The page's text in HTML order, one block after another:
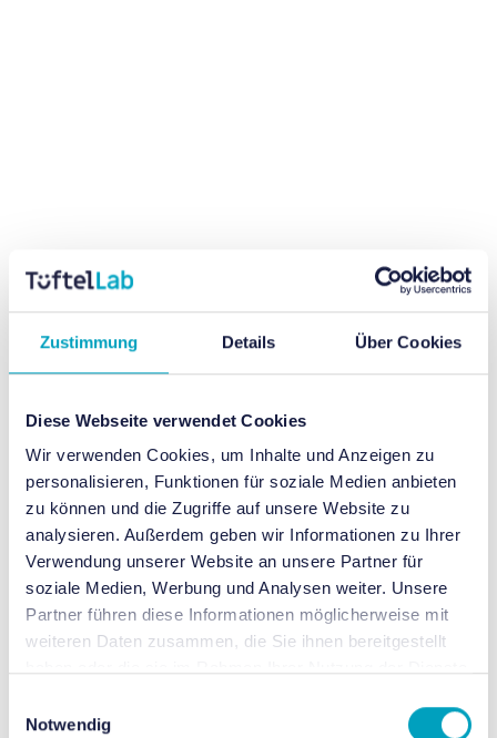
Zustimmung Details Über Cookies
Diese Webseite verwendet Cookies
Wir verwenden Cookies, um Inhalte und Anzeigen zu
personalisieren, Funktionen für soziale Medien anbieten
zu können und die Zugriffe auf unsere Website zu
analysieren. Außerdem geben wir Informationen zu Ihrer
Verwendung unserer Website an unsere Partner für
soziale Medien, Werbung und Analysen weiter. Unsere
Partner führen diese Informationen möglicherweise mit
weiteren Daten zusammen, die Sie ihnen bereitgestellt
Notwendig